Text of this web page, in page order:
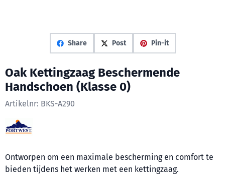
Share Post Pin-it
Oak Kettingzaag Beschermende
Handschoen (Klasse 0)
Artikelnr: BKS-A290
Ontworpen om een maximale bescherming en comfort te
bieden tijdens het werken met een kettingzaag.